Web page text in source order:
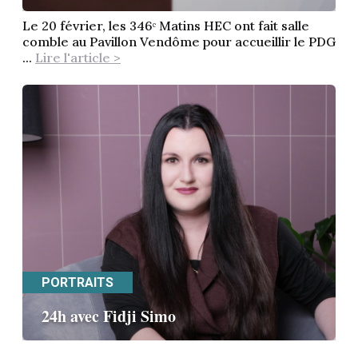
Le 20 février, les 346ᵉ Matins HEC ont fait salle
comble au Pavillon Vendôme pour accueillir le PDG
... Lire l'article >
PORTRAITS
24h avec Fidji Simo